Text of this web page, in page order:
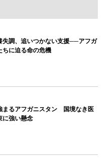
失調、追いつかない支援──アフガ
ちに迫る命の危機
まるアフガニスタン 国境なき医
に強い懸念